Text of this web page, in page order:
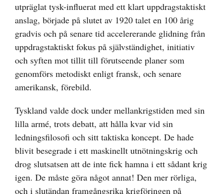
utpräglat tysk-influerat med ett klart uppdragstaktiskt
anslag, började på slutet av 1920 talet en 100 årig
gradvis och på senare tid accelererande glidning från
uppdragstaktiskt fokus på självständighet, initiativ
och syften mot tillit till förutseende planer som
genomförs metodiskt enligt fransk, och senare
amerikansk, förebild.
Tyskland valde dock under mellankrigstiden med sin
lilla armé, trots debatt, att hålla kvar vid sin
ledningsfilosofi och sitt taktiska koncept. De hade
blivit besegrade i ett maskinellt utnötningskrig och
drog slutsatsen att de inte fick hamna i ett sådant krig
igen. De måste göra något annat! Den mer rörliga,
och i slutändan framgångsrika krigföringen på